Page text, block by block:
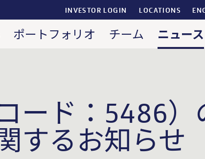
INVESTOR LOGIN LOCATIONS
ポートフォリオ チーム ニュース
ード：5486）
するお知らせ